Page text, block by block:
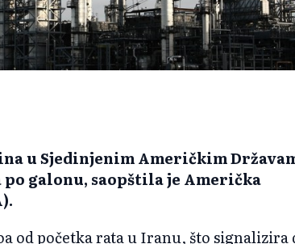
u Sjedinjenim Američkim
po galonu, saopštila je Američka
od početka rata u Iranu, što signalizira